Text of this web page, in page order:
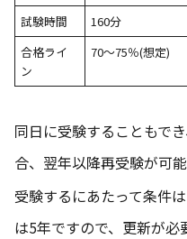
試験時間 160分
合格ライ
ン
70～75％(想定)
同日に受験することもで
合、翌年以降再受験が可能
受験するにあたって条件
は5年ですので、更新が必